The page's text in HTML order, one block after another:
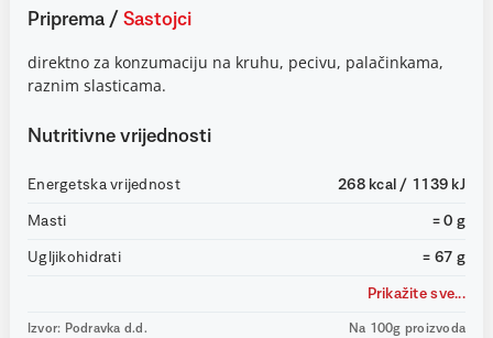
Priprema / Sastojci
direktno za konzumaciju na kruhu, pecivu, palačinkama,
raznim slasticama.
Nutritivne vrijednosti
Energetska vrijednost 268 kcal / 1139 kJ
Masti = 0 g
Ugljikohidrati = 67 g
Prikažite sve...
Izvor: Podravka d.d. Na 100g proizvoda